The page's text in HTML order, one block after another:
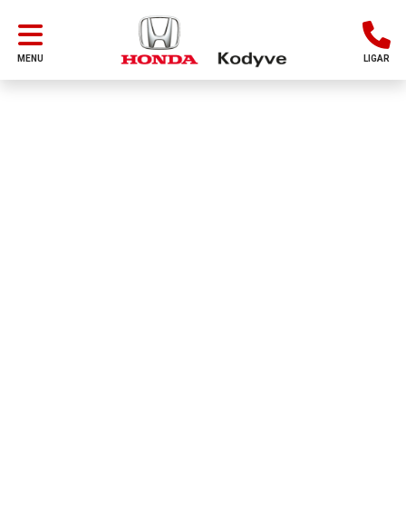
MENU LIGAR